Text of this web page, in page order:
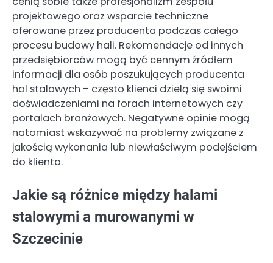
projektowego oraz wsparcie techniczne
oferowane przez producenta podczas całego
procesu budowy hali. Rekomendacje od innych
przedsiębiorców mogą być cennym źródłem
informacji dla osób poszukujących producenta
hal stalowych – często klienci dzielą się swoimi
doświadczeniami na forach internetowych czy
portalach branżowych. Negatywne opinie mogą
natomiast wskazywać na problemy związane z
jakością wykonania lub niewłaściwym podejściem
do klienta.
Jakie są różnice między halami
stalowymi a murowanymi w
Szczecinie